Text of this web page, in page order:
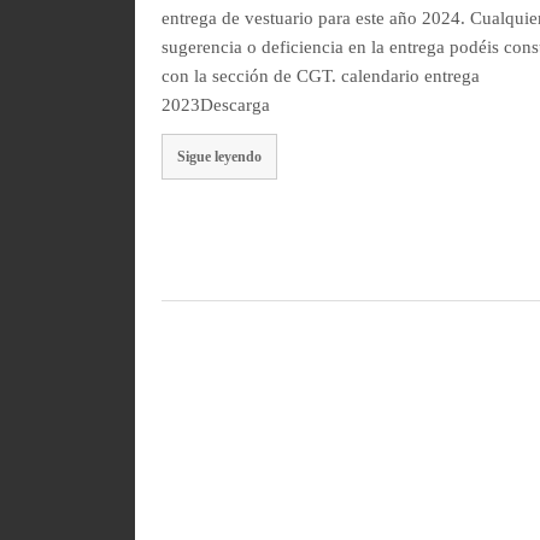
entrega de vestuario para este año 2024.
sugerencia o deficiencia en la entrega podéis
con la sección de CGT. calendario entrega
2023Descarga
Sigue leyendo